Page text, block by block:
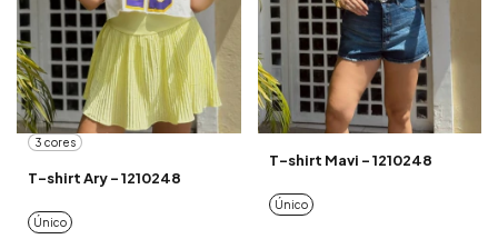
3 cores
T-shirt Ary - 1210248
Único
T-shirt Mavi - 1210248
Único